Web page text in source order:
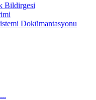
Bildirgesi
Dokümantasyonu